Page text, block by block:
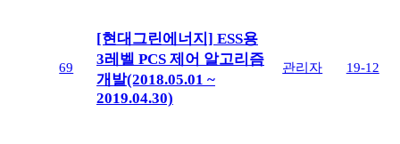
69
[현대그린에너지] ESS용
3레벨 PCS 제어 알고리즘
개발(2018.05.01 ~
2019.04.30)
관리자 19-12